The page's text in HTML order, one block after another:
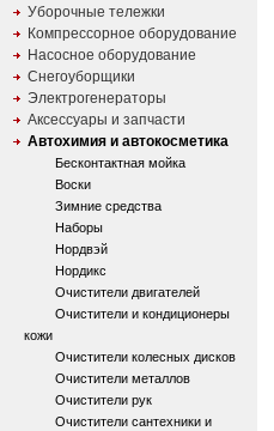
Уборочные тележки
Компрессорное оборудование
Насосное оборудование
Снегоуборщики
Электрогенераторы
Аксессуары и запчасти
Автохимия и автокосметика
Бесконтактная мойка
Воски
Зимние средства
Наборы
Нордвэй
Нордикс
Очистители двигателей
Очистители и кондиционеры
кожи
Очистители колесных дисков
Очистители металлов
Очистители рук
Очистители сантехники и